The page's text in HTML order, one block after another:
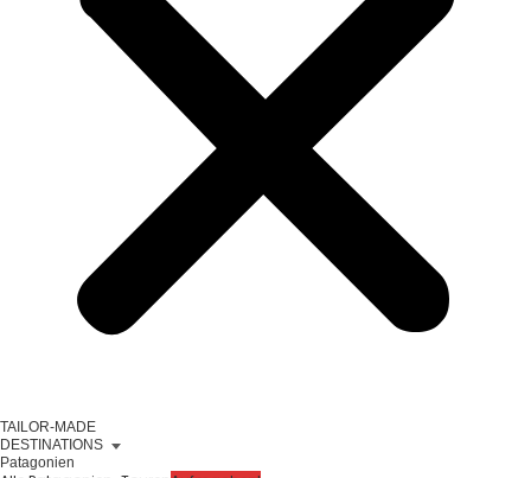
TAILOR-MADE
DESTINATIONS
Patagonien